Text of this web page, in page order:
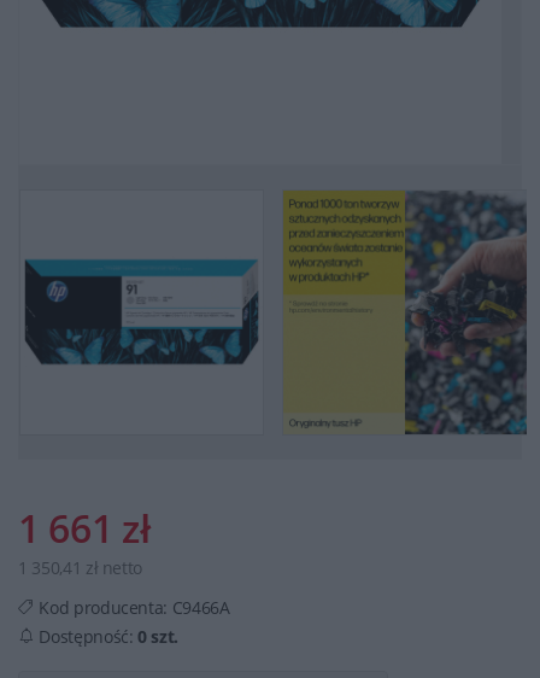
1 661 zł
1 350,41 zł netto
Kod producenta: C9466A
Dostępność:0 szt.